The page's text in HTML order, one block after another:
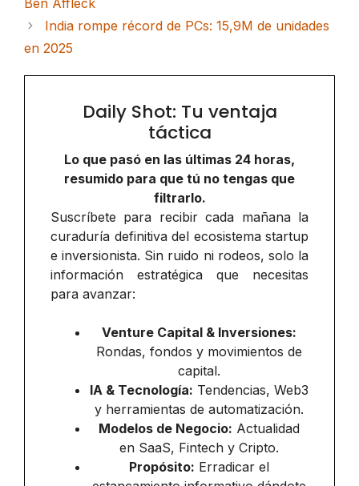
Ben Affleck
India rompe récord de PCs: 15,9M de unidades
en 2025
Daily Shot: Tu ventaja
táctica
Lo que pasó en las últimas 24 horas,
resumido para que tú no tengas que
filtrarlo.
Suscríbete para recibir cada mañana la
curaduría definitiva del ecosistema startup
e inversionista. Sin ruido ni rodeos, solo la
información estratégica que necesitas
para avanzar:
Venture Capital & Inversiones:
Rondas, fondos y movimientos de
capital.
IA & Tecnología: Tendencias, Web3
y herramientas de automatización.
Modelos de Negocio: Actualidad
en SaaS, Fintech y Cripto.
Propósito: Erradicar el